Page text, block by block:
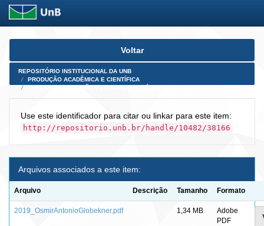
Skip
Voltar
REPOSITÓRIO INSTITUCIONAL DA UNB
PRODUÇÃO ACADÊMICA E CIENTÍFICA
Use este identificador para citar ou linkar para este item:
http://repositorio.unb.br/handle/10482/38166
Arquivos associados a este item:
Arquivo Descrição Tamanho Formato
2019_OsmirAntonioGlobekner.pdf 1,34 MB
Adobe
PDF